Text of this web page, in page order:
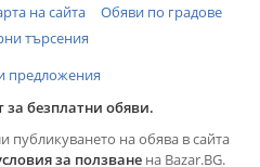
на сайта
Обяви по градове
търсения
предложения
за безплатни обяви.
публикуването на обява в сайта
за ползване на Bazar.BG.